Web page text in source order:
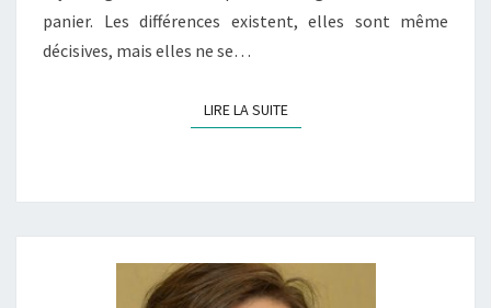
panier. Les différences existent, elles sont même
décisives, mais elles ne se…
LIRE LA SUITELIRE LA SUITE